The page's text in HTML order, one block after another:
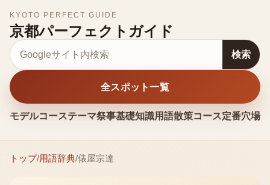
KYOTO PERFECT GUIDE
京都パーフェクトガイド
モデルコーステーマ祭事基礎知識用語散策コース定番穴場
サイト内検索
検索
全スポット一覧
トップ/用語辞典/俵屋宗達